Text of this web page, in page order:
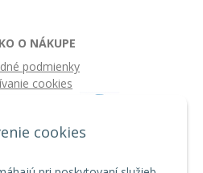
cookies
O NÁKUPE
podmienky
cookies